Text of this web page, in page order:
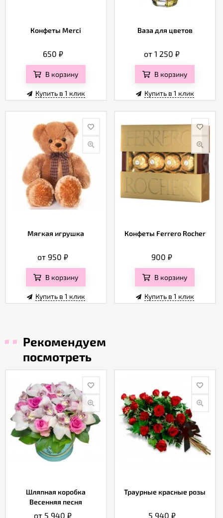
Конфеты Merci
650 ₽
В корзину
Купить в 1 клик
Ваза для цветов
от 1 250₽
В корзину
Купить в 1 клик
Мягкая игрушка
от 950₽
В корзину
Купить в 1 клик
Конфеты Ferrero Rocher
900₽
В корзину
Купить в 1 клик
Рекомендуем
посмотреть
Шляпная коробка
Весенняя песня
от 5 940₽
Траурные красные розы
5 940 ₽